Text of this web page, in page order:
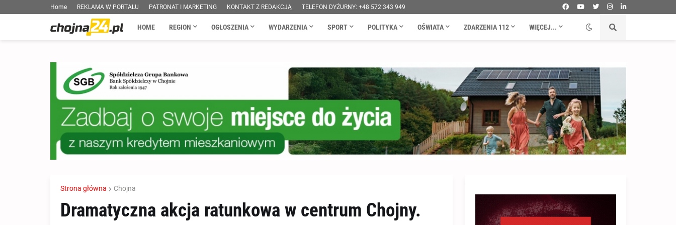
Home REKLAMA W PORTALU PATRONAT I MARKETING KONTAKT Z REDAKCJĄ TELEFON DYŻURNY: +48 572 343 949
HOME REGION OGŁOSZENIA WYDARZENIA SPORT POLITYKA OŚWIATA ZDARZENIA 112 WIĘCEJ...
Strona główna Chojna
Dramatyczna akcja ratunkowa w centrum Chojny.